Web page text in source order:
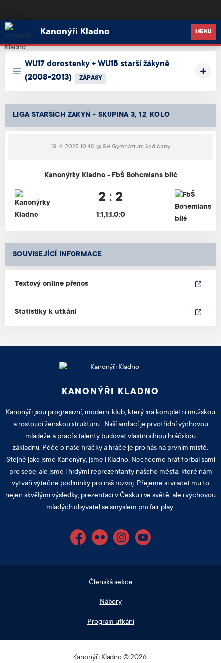
Kanonýři Kladno
Kanonýři Kladno MENU
WU17 dorostenky + WU15 starší žákyně
(2008-2013)
ZÁPASY
LIGA STARŠÍCH ŽÁKYŇ - SKUPINA 3, 12. KOLO
13. 4. 2025 10:40 @ SH Gymnázium Sedlčany
Kanonýrky Kladno - FbŠ Bohemians bílé
2 : 2
1:1,1:1,0:0
SOUVISEJÍCÍ INFORMACE
Textový online přenos
Statistiky k utkání
KANONÝŘI KLADNO
Kanonýři jsou progresivní, moderní klub, který má kompletní mužskou
a rostoucí ženskou strukturu. Naší ambicí je prvotřídní výchovou
mládeže a prací s talenty budovat vlastní silnou hráčskou
základnu. Péče o naše hráčky a hráče je pro nás na prvním místě.
Stejně jako jsme Kanonýry, jsme i Kladno. Nechceme hrát florbal sami
pro sebe, ale jsme i hrdými reprezentanty našeho města, které nám
vytváří výtečné podmínky pro náš rozvoj. Přejeme si vracet mu to
nejen skvělými výsledky, prezentací v Česku i ve světě, ale i výchovou
mladých obyvatel se smyslem pro fair play.
FacebookFlickr InstagramYouTube
Členská sekce
Nábory
Program utkání
Kanonýři Kladno © 2026.